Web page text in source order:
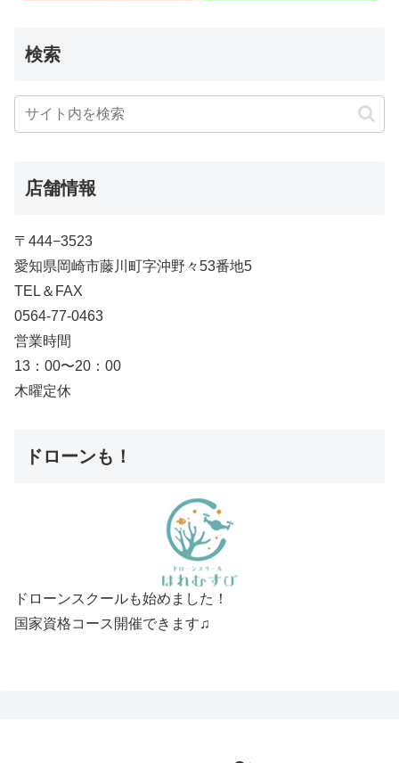
検索
店舗情報
〒444−3523
愛知県岡崎市藤川町字沖野々53番地5
TEL＆FAX
0564-77-0463
営業時間
13：00〜20：00
木曜定休
ドローンも！
ドローンスクールも始めました！
国家資格コース開催できます♫